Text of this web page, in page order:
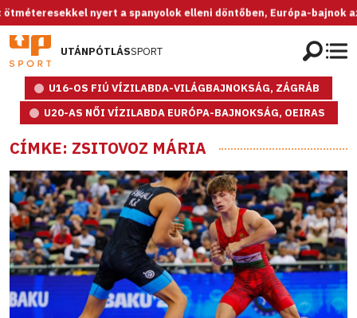
nyert a spanyolok elleni döntőben, Európa-bajnok az U20-as női
UTÁNPÓTLÁSSPORT
U16-OS FIÚ VÍZILABDA-VILÁGBAJNOKSÁG, ZÁGRÁB
U20-AS NŐI VÍZILABDA EURÓPA-BAJNOKSÁG, OEIRAS
CÍMKE: ZSITOVOZ MÁRIA